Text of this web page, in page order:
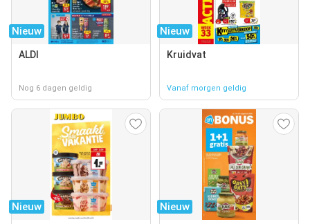
Nieuw
ALDI
Nog 6 dagen geldig
Nieuw
Kruidvat
Vanaf morgen geldig
Nieuw Nieuw